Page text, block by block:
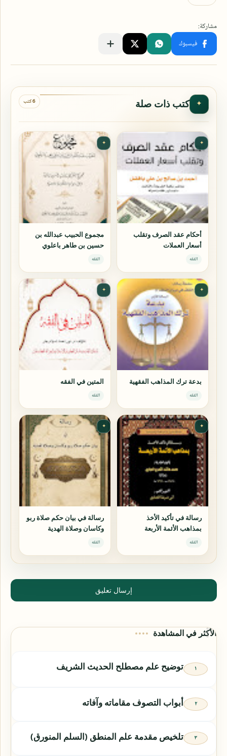
✦ كتب ذات صلة 6 كتب
✦
أحكام عقد الصرف وتقلب
أسعار العملات
الفقه
✦
مجموع الحبيب عبدالله بن
حسين بن طاهر باعلوي
الفقه
✦
بدعة ترك المذاهب الفقهية
الفقه
✦
المتين في الفقه
الفقه
✦
رسالة في تأكيد الأخذ
بمذاهب الأئمة الأربعة
الفقه
✦
رسالة في بيان حكم صلاة ربو
وكاسان وصلاة الهدية
الفقه
إرسال تعليق
الأكثر في المشاهدة
توضيح علم مصطلح الحديث الشريف
أبواب التصوف مقاماته وآفاته
تلخيص مقدمة علم المنطق (السلم المنورق)